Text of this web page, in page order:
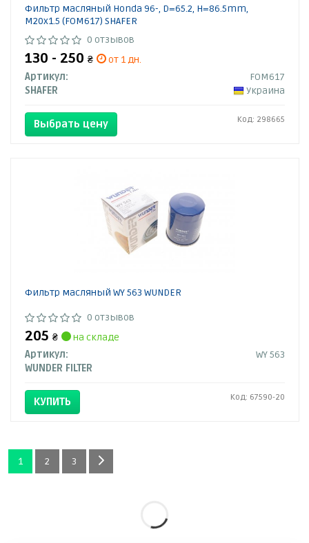
Фильтр масляный Honda 96-, D=65.2, H=86.5mm,
M20x1.5 (FOM617) SHAFER
0 отзывов
130 - 250 ₴
от 1 дн.
Артикул:
FOM617
SHAFER
Украина
Выбрать цену Код: 298665
Фильтр масляный WY 563 WUNDER
0 отзывов
205 ₴
на складе
Артикул:
WY 563
WUNDER FILTER
КУПИТЬ Код: 67590-20
1 2 3